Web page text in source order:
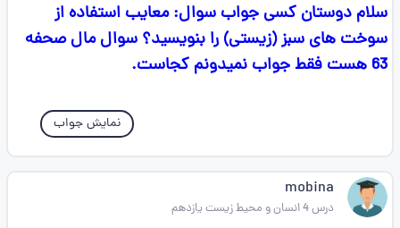
سلام دوستان کسی جواب سوال: معایب استفاده از
سوخت های سبز (زیستی) را بنویسید؟ سوال مال صحفه
63 هست فقط جواب نمیدونم کجاست.
نمایش جواب
mobina
درس 4 انسان و محیط زیست یازدهم